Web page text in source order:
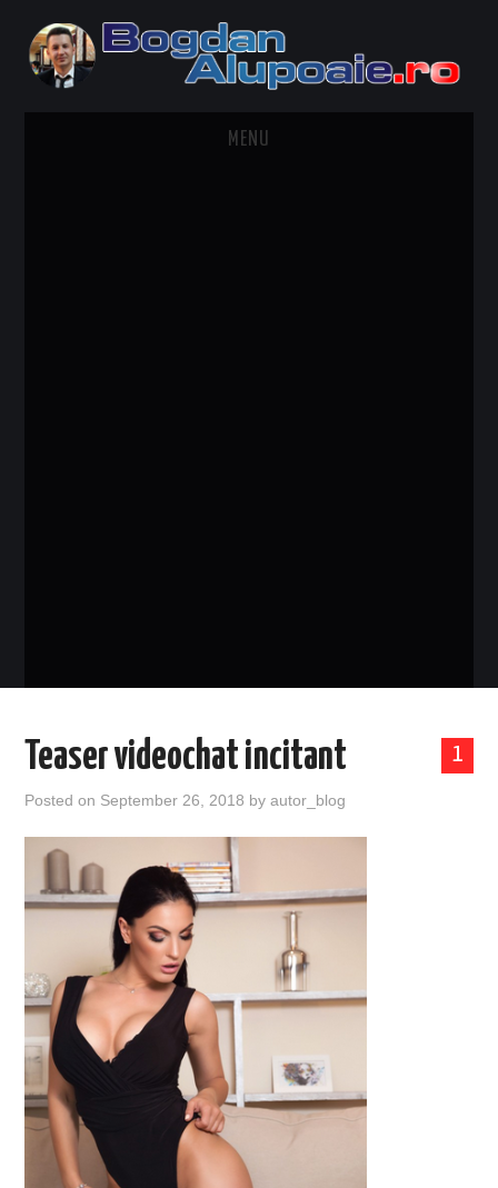
MENU
1
Teaser videochat incitant
Posted on September 26, 2018 byautor_blog